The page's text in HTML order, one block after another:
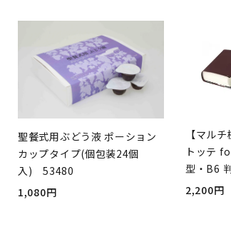
聖餐式用ぶどう液 ポーション
カップタイプ(個包装24個
入) 53480
1,080円
【マル
トッテ
型・B6
2,200円